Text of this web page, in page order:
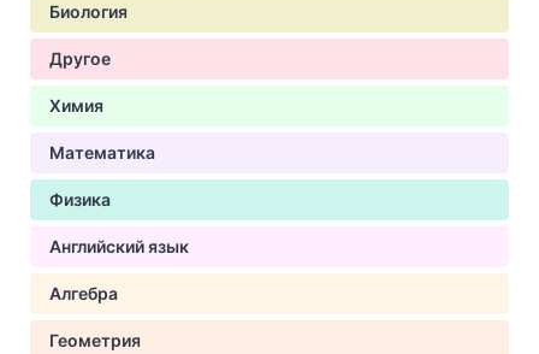
Биология
Другое
Химия
Математика
Физика
Английский язык
Алгебра
Геометрия